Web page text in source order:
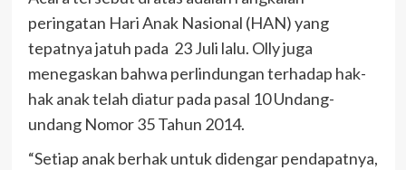
peringatan Hari Anak Nasional (HAN) yang
tepatnya jatuh pada 23 Juli lalu. Olly juga
menegaskan bahwa perlindungan terhadap hak-
hak anak telah diatur pada pasal 10 Undang-
undang Nomor 35 Tahun 2014.
“Setiap anak berhak untuk didengar pendapatnya,